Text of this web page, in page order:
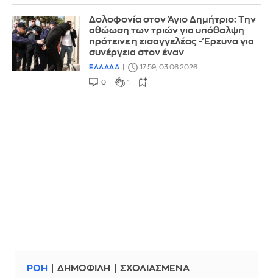
Δολοφονία στον Άγιο Δημήτριο: Την
αθώωση των τριών για υπόθαλψη
πρότεινε η εισαγγελέας - Έρευνα για
συνέργεια στον έναν
ΕΛΛΑΔΑ 17:59, 03.06.2026
0 1
ΡΟΗ ΔΗΜΟΦΙΛΗ ΣΧΟΛΙΑΣΜΕΝΑ